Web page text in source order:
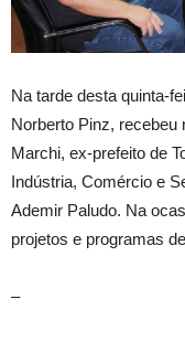
Na tarde desta quinta-
Norberto Pinz, recebeu
Marchi, ex-prefeito de
Indústria, Comércio e
Ademir Paludo. Na
projetos e programas
–